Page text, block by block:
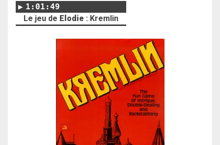
1:01:49
Le jeu de Elodie : Kremlin